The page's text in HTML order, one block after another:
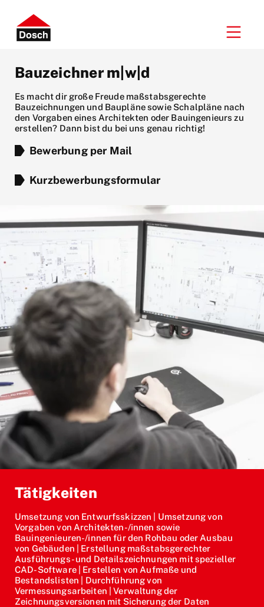
Bauzeichner m|w|d
Es macht dir große Freude maßstabsgerechte
Bauzeichnungen und Baupläne sowie Schalpläne nach
den Vorgaben eines Architekten oder Bauingenieurs zu
erstellen? Dann bist du bei uns genau richtig!
Bewerbung per Mail
Kurzbewerbungsformular
Tätigkeiten
Umsetzung von Entwurfsskizzen | Umsetzung von
Vorgaben von Architekten-/innen sowie
Bauingenieuren-/innen für den Rohbau oder Ausbau
von Gebäuden | Erstellung maßstabsgerechter
Ausführungs- und Detailszeichnungen mit spezieller
CAD-Software | Erstellen von Aufmaße und
Bestandslisten | Durchführung von
Vermessungsarbeiten | Verwaltung der
Zeichnungsversionen mit Sicherung der Daten